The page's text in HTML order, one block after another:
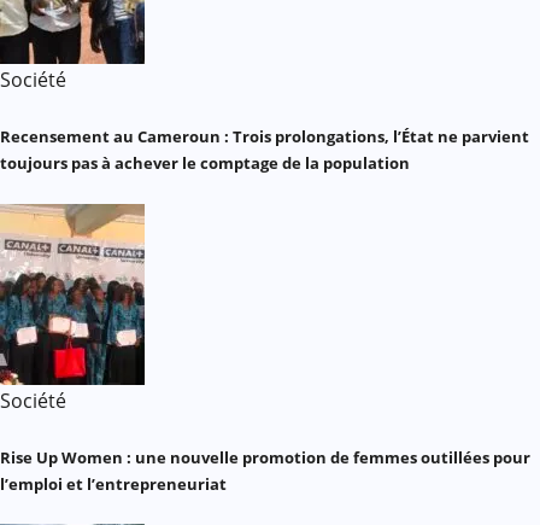
Société
Recensement au Cameroun : Trois prolongations, l’État ne parvient
toujours pas à achever le comptage de la population
Société
Rise Up Women : une nouvelle promotion de femmes outillées pour
l’emploi et l’entrepreneuriat